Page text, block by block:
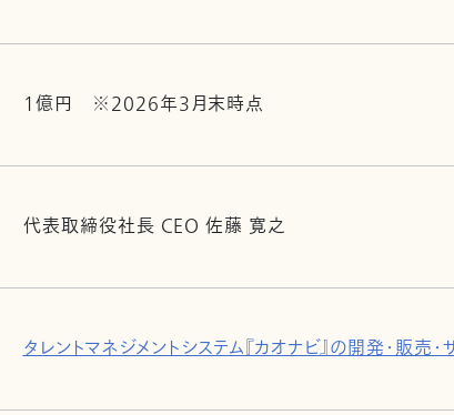
1億円 ※2026年3月末時点
代表取締役社長 CEO 佐藤 寛之
タレントマネジメントシステム『カオナビ』の開発・販売・